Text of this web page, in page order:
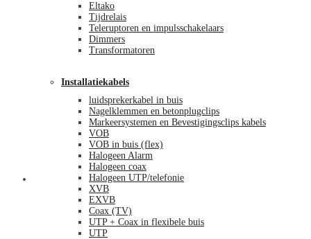
Mijn account
Eltako
Tijdrelais
Teleruptoren en impulsschakelaars
Dimmers
Transformatoren
Installatiekabels
luidsprekerkabel in buis
Nagelklemmen en betonplugclips
Markeersystemen en Bevestigingsclips kabels
VOB
VOB in buis (flex)
Halogeen Alarm
Halogeen coax
Halogeen UTP/telefonie
XVB
EXVB
Coax (TV)
UTP + Coax in flexibele buis
UTP